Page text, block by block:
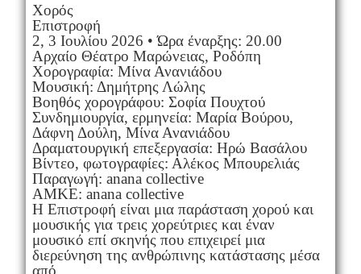
Χορός
Επιστροφή
2, 3 Ιουλίου 2026 • Ώρα έναρξης: 20.00
Αρχαίο Θέατρο Μαρώνειας, Ροδόπη
Χορογραφία: Μίνα Ανανιάδου
Μουσική: Δημήτρης Λώλης
Βοηθός χορογράφου: Σοφία Πουχτού
Συνδημιουργία, ερμηνεία: Μαρία Βούρου,
Δάφνη Δούλη, Μίνα Ανανιάδου
Δραματουργική επεξεργασία: Ηρώ Βασάλου
Βίντεο, φωτογραφίες: Αλέκος Μπουρελιάς
Παραγωγή: anana collective
ΑΜΚΕ: anana collective
Η Επιστροφή είναι μια παράσταση χορού και
μουσικής για τρεις χορεύτριες και έναν
μουσικό επί σκηνής που επιχειρεί μια
διερεύνηση της ανθρώπινης κατάστασης μέσα
από